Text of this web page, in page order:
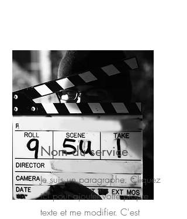
Nom du service
Je suis un paragraphe. Cliquez
ici pour ajouter votre propre
texte et me modifier. C'est